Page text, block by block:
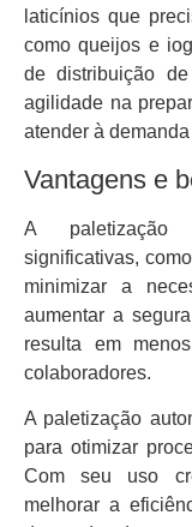
laticínios que
como queijos e
de distribuição
agilidade na
atender à
Vantagens e
A paletização
significativas,
minimizar a
aumentar a
resulta em
colaboradores.
A paletização
para otimizar
Com seu uso
melhorar a